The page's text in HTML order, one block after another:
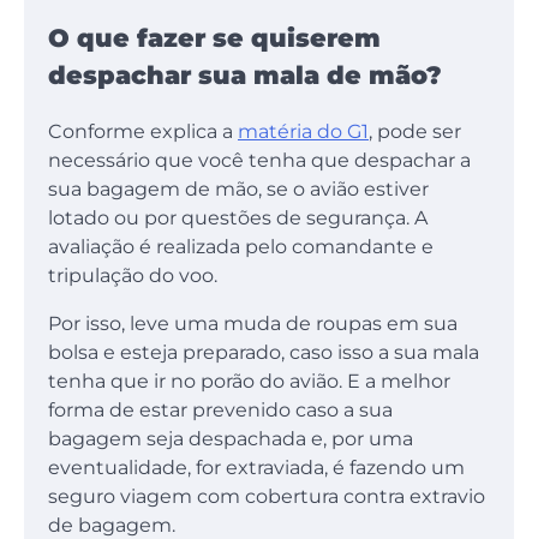
O que fazer se quiserem
despachar sua mala de mão?
Conforme explica a matéria do G1, pode ser
necessário que você tenha que despachar a
sua bagagem de mão, se o avião estiver
lotado ou por questões de segurança. A
avaliação é realizada pelo comandante e
tripulação do voo.
Por isso, leve uma muda de roupas em sua
bolsa e esteja preparado, caso isso a sua mala
tenha que ir no porão do avião. E a melhor
forma de estar prevenido caso a sua
bagagem seja despachada e, por uma
eventualidade, for extraviada, é fazendo um
seguro viagem com cobertura contra extravio
de bagagem.